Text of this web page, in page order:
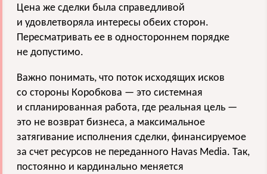
Цена же сделки была справедливой
и удовлетворяла интересы обеих сторон.
Пересматривать ее в одностороннем порядке
не допустимо.
Важно понимать, что поток исходящих исков
со стороны Коробкова — это системная
и спланированная работа, где реальная цель —
это не возврат бизнеса, а максимальное
затягивание исполнения сделки, финансируемое
за счет ресурсов не переданного Havas Media. Так,
постоянно и кардинально меняется